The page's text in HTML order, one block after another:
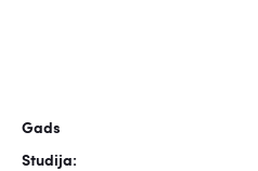
Gads
Studija: